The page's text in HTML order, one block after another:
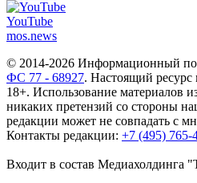
YouTube
mos.news
© 2014-2026 Информационный
ФС 77 - 68927. Настоящий ресурс
18+. Использование материалов
никаких претензий со стороны
редакции может не совпадать с
Контакты редакции: +7 (495) 765-
Входит в состав